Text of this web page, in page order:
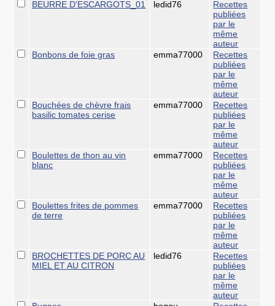
BEURRE D'ESCARGOTS_01
ledid76
Recettes
publiées
par le
même
auteur
Bonbons de foie gras
emma77000
Recettes
publiées
par le
même
auteur
Bouchées de chèvre frais
basilic tomates cerise
emma77000
Recettes
publiées
par le
même
auteur
Boulettes de thon au vin
blanc
emma77000
Recettes
publiées
par le
même
auteur
Boulettes frites de pommes
de terre
emma77000
Recettes
publiées
par le
même
auteur
BROCHETTES DE PORC AU
MIEL ET AU CITRON
ledid76
Recettes
publiées
par le
même
auteur